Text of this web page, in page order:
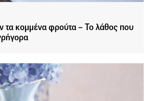
τα κομμένα φρούτα – Το λάθος που